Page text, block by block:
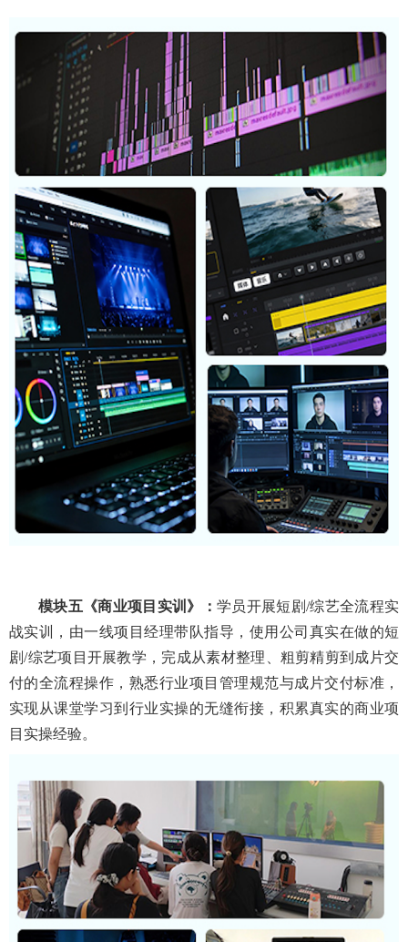
模块五 《商业项目实训》： 学员开展短剧/综艺全流程实
战实训，由一线项目经理带队指导，使用公司真实在做的短
剧/综艺项目开展教学，完成从素材整理、粗剪精剪到成片交
付的全流程操作，熟悉行业项目管理规范与成片交付标准，
实现从课堂学习到行业实操的无缝衔接，积累真实的商业项
目实操经验。